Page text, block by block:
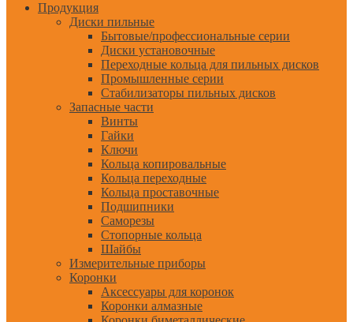
Продукция
Диски пильные
Бытовые/профессиональные серии
Диски установочные
Переходные кольца для пильных дисков
Промышленные серии
Стабилизаторы пильных дисков
Запасные части
Винты
Гайки
Ключи
Кольца копировальные
Кольца переходные
Кольца проставочные
Подшипники
Саморезы
Стопорные кольца
Шайбы
Измерительные приборы
Коронки
Аксессуары для коронок
Коронки алмазные